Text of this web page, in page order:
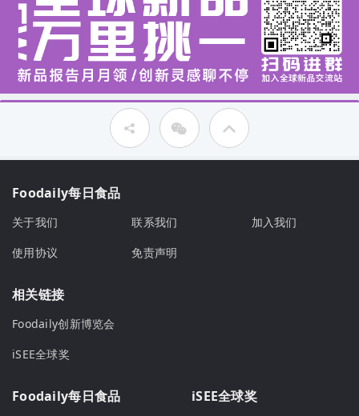
Foodaily每日食品
关于我们 联系我们
加入我们
使用协议
免责声明
相关链接
Foodaily创新博览会
iSEE全球奖
Foodaily每日食品 iSEE全球奖